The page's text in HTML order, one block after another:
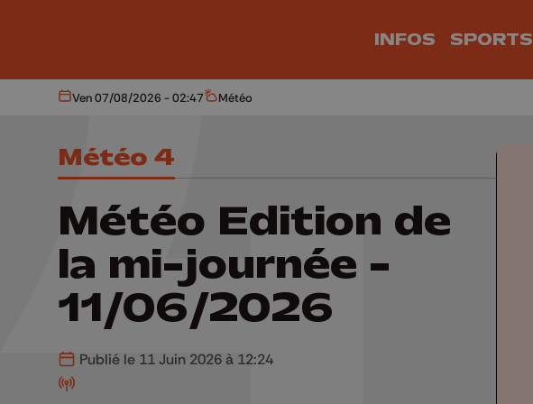
INFOS SPORTS
Aujourd'hui
Ven 07/08/2026 - 02:47 Météo
Météo
Météo 4
Météo Edition de
la mi-journée -
11/06/2026
Publié le 11 Juin 2026 à 12:24